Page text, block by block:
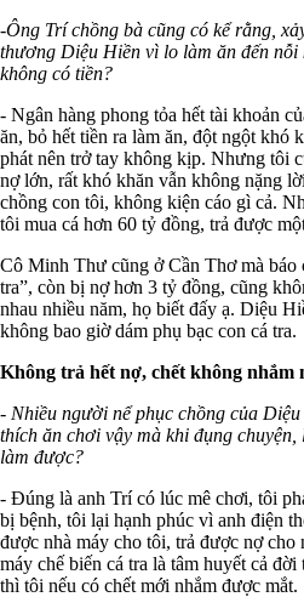
-Ông Trí chồng bà cũng có kể rằng,
thương Diệu Hiền vì lo làm ăn đến
không có tiền?
- Ngân hàng phong tỏa hết tài khoản
ăn, bỏ hết tiền ra làm ăn, đột ngột khó
phát nên trở tay không kịp. Nhưng tôi
nợ lớn, rất khó khăn vẫn không nặng
chồng con tôi, không kiện cáo gì cả.
tôi mua cá hơn 60 tỷ đồng, trả được
Cô Minh Thư cũng ở Cần Thơ mà báo
tra”, còn bị nợ hơn 3 tỷ đồng, cũng
nhau nhiều năm, họ biết đấy ạ. Diệu
không bao giờ dám phụ bạc con cá tra.
Không trả hết nợ, chết không nhắm
- Nhiều người nể phục chồng của
thích ăn chơi vậy mà khi đụng
làm được?
- Đúng là anh Trí có lúc mê chơi, tôi
bị bệnh, tôi lại hạnh phúc vì anh điện
được nhà máy cho tôi, trả được nợ
máy chế biến cá tra là tâm huyết cả
thì tôi nếu có chết mới nhắm được mắt.